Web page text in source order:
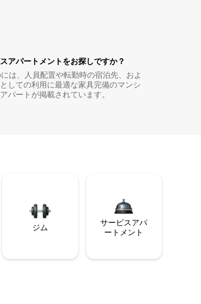
アパートメントをお探しですか？
は、人員配置や転勤時の宿泊先、およ
しての利用に最適な家具完備のマンシ
パートが掲載されています。
ジム
サービスアパ
ートメント